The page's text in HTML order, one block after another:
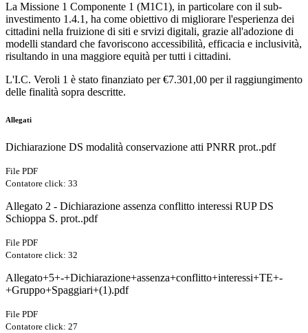
La Missione 1 Componente 1 (M1C1), in particolare con il sub-
investimento 1.4.1, ha come obiettivo di migliorare l'esperienza dei
cittadini nella fruizione di siti e srvizi digitali, grazie all'adozione di
modelli standard che favoriscono accessibilità, efficacia e inclusività,
risultando in una maggiore equità per tutti i cittadini.
L'I.C. Veroli 1 è stato finanziato per €7.301,00 per il raggiungimento
delle finalità sopra descritte.
Allegati
Dichiarazione DS modalità conservazione atti PNRR prot..pdf
File PDF
Contatore click: 33
Allegato 2 - Dichiarazione assenza conflitto interessi RUP DS
Schioppa S. prot..pdf
File PDF
Contatore click: 32
Allegato+5+-+Dichiarazione+assenza+conflitto+interessi+TE+-
+Gruppo+Spaggiari+(1).pdf
File PDF
Contatore click: 27